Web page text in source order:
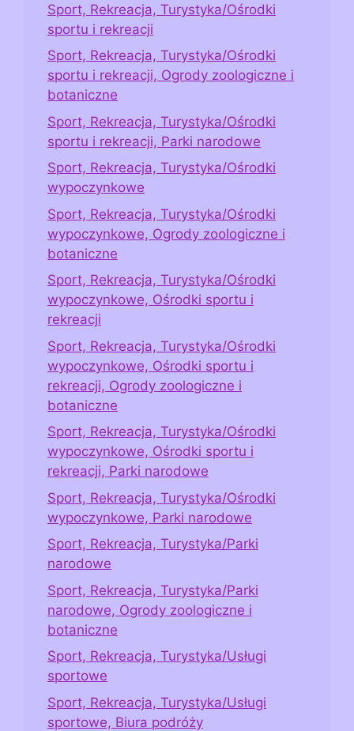
Sport, Rekreacja, Turystyka/Ośrodki
sportu i rekreacji
Sport, Rekreacja, Turystyka/Ośrodki
sportu i rekreacji, Ogrody zoologiczne i
botaniczne
Sport, Rekreacja, Turystyka/Ośrodki
sportu i rekreacji, Parki narodowe
Sport, Rekreacja, Turystyka/Ośrodki
wypoczynkowe
Sport, Rekreacja, Turystyka/Ośrodki
wypoczynkowe, Ogrody zoologiczne i
botaniczne
Sport, Rekreacja, Turystyka/Ośrodki
wypoczynkowe, Ośrodki sportu i
rekreacji
Sport, Rekreacja, Turystyka/Ośrodki
wypoczynkowe, Ośrodki sportu i
rekreacji, Ogrody zoologiczne i
botaniczne
Sport, Rekreacja, Turystyka/Ośrodki
wypoczynkowe, Ośrodki sportu i
rekreacji, Parki narodowe
Sport, Rekreacja, Turystyka/Ośrodki
wypoczynkowe, Parki narodowe
Sport, Rekreacja, Turystyka/Parki
narodowe
Sport, Rekreacja, Turystyka/Parki
narodowe, Ogrody zoologiczne i
botaniczne
Sport, Rekreacja, Turystyka/Usługi
sportowe
Sport, Rekreacja, Turystyka/Usługi
sportowe, Biura podróży